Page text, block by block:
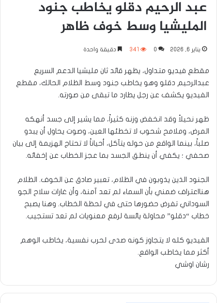
عبد الرحيم دقلو يخاطب جنود
المليشيا وسط خوف ظاهر
يناير 6, 2026 0
341 دقيقة واحدة
مقطع فيديو متداول، يظهر قائد ثان مليشيا الدعم السريع
عبدالرحيم دقلو وهو يخاطب جنود وسط الظلام الحالك، مقطع
الفيديو يكشف عن رجل يطارد ما تبقى من صورته.
ظهر نحيلاً وقد انخفض وزنه كثيراً، مما يشير إلى جسد أنهكه
المرض، وملامح شحوب لا تخطئها العين، وصوت يحاول أن يبدو
صلباً، بينما الواقع من حوله يتآكل، أحياناً لا تحتاج الهزيمة إلى بيان
صحفي ؛ يكفي أن ينطق الجسد بما عجز الخطاب عن إخفائه.
الجنود الذين يذوبون في الظلام، تعبير صادق عن الخوف. الظلام
هنااعتراف ضمني بأن السماء لم تعد آمنة، وأن غارات سلاح الجو
السوداني تفرض حضورها حتى في لحظة الخطاب. وهنا يصبح
خطاب “دقلو” محاولة يائسة لرفع معنويات لم تعد تستجيب.
الفيديو كله لا يتجاوز كونه صدى لحرب نفسية، يخاطب الوهم
أكثر مما يخاطب الواقع.
رشان اوشي